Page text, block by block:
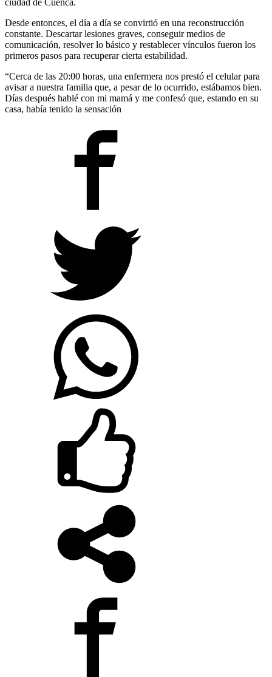
Desde entonces, el día a día se convirtió en una reconstrucción
constante. Descartar lesiones graves, conseguir medios de
comunicación, resolver lo básico y restablecer vínculos fueron los
primeros pasos para recuperar cierta estabilidad.
“Cerca de las 20:00 horas, una enfermera nos prestó el celular para
avisar a nuestra familia que, a pesar de lo ocurrido, estábamos bien.
Días después hablé con mi mamá y me confesó que, estando en su
casa, había tenido la sensación